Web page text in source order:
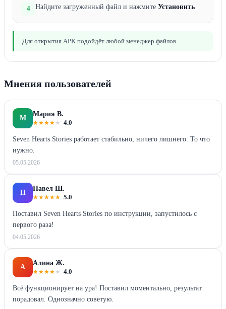
4 Найдите загруженный файл и нажмите Установить
Для открытия APK подойдёт любой менеджер файлов
Мнения пользователей
М
Мария В.
★★★★ ★ 4.0
Seven Hearts Stories работает стабильно, ничего лишнего. То что
нужно.
05.05.2026
П
Павел Ш.
★★★★★ 5.0
Поставил Seven Hearts Stories по инструкции, запустилось с
первого раза!
04.05.2026
А
Алина Ж.
★★★★ ★ 4.0
Всё функционирует на ура! Поставил моментально, результат
порадовал. Однозначно советую.